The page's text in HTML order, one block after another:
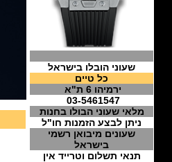
שעוני הובלו בישראל
כל טיים
ירמיהו 6 ת"א
03-5461547
מלאי שעוני הבולו בחנות
ניתן לבצע הזמנות חו"ל
שעונים מיבואן רשמי
בישראל
תנאי תשלום וטרייד אין